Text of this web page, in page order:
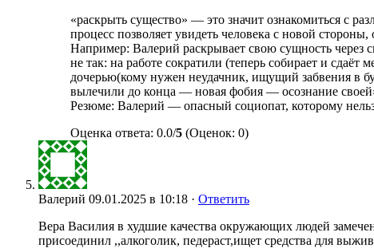
«раскрыть существо» — это значит ознакомиться с
процесс позволяет увидеть человека с новой
Например: Валерий раскрывает свою сущность через
не так: на работе сократили (теперь собирает и
дочерью(кому нужен неудачник, ищущий забвения в
вылечили до конца — новая фобия — осознание
Резюме: Валерий — опасный социопат, которому
Оценка ответа: 0.0/5 (Оценок: 0)
Валерий 09.01.2025 в 10:18 · Ответить
Вера Василия в худшие качества окружающих людей
присоединил ,,алкоголик, педераст,ищет средства для